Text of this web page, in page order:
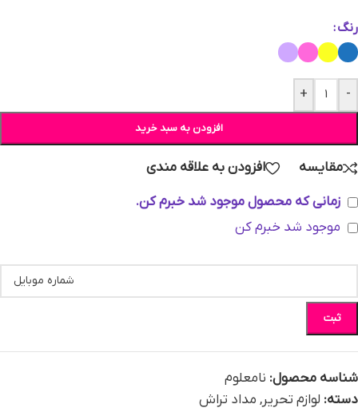
رنگ
-
+
افزودن به سبد خرید
مقایسه
افزودن به علاقه مندی
زمانی که محصول موجود شد خبرم کن.
موجود شد خبرم کن
ثبت
شناسه محصول: نامعلوم
دسته: لوازم تحریر, مداد تراش